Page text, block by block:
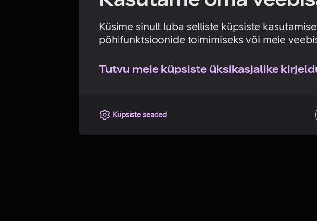
Küsime sinult luba selliste küpsiste
põhifunktsioonide toimimiseks või meie
Tutvu meie küpsiste üksikasjalike
Küpsiste seaded